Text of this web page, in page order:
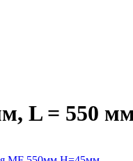
L = 550